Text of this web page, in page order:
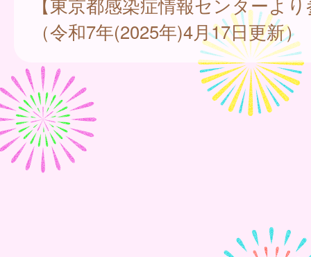
【東京都感染症情報センターよ
（令和7年(2025年)4月17日更新）